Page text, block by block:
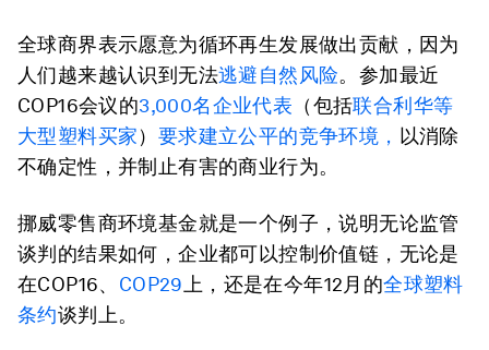
全球商界表示愿意为循环再生发展做出贡献，因为
人们越来越认识到无法逃避自然风险。参加最近
COP16会议的3,000名企业代表 （包括联合利华等
大型塑料买家） 要求建立公平的竞争环境， 以消除
不确定性，并制止有害的商业行为。
挪威零售商环境基金就是一个例子，说明无论监管
谈判的结果如何，企业都可以控制价值链，无论是
在COP16、 COP29 上，还是在今年12月的全球塑料
条约谈判上。